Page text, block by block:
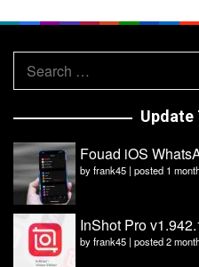
Search
for:
Update
Fouad iOS
byfrank45 | posted 1
InShot Pro
byfrank45 | posted 2